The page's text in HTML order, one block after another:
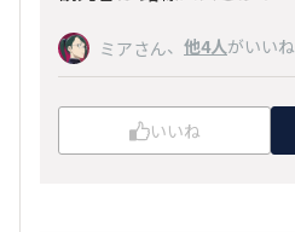
ミアさん、 他4人がいいね
いいね